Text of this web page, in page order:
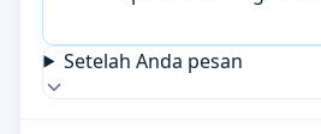
Setelah Anda pesan